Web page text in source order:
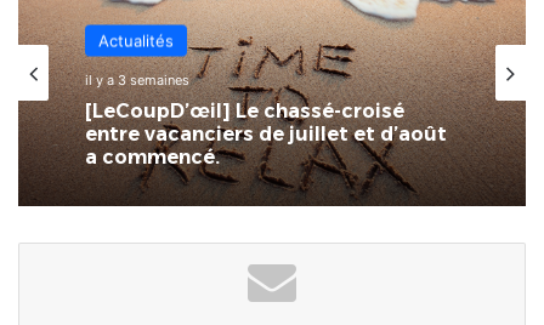
Actualités
il y a 3 semaines
[LeCoupD’œil] Le chassé-croisé
entre vacanciers de juillet et d’août
a commencé.